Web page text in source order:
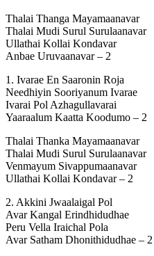
Thalai Thanga Mayamaanavar
Thalai Mudi Surul Surulaanavar
Ullathai Kollai Kondavar
Anbae Uruvaanavar – 2
1. Ivarae En Saaronin Roja
Needhiyin Sooriyanum Ivarae
Ivarai Pol Azhagullavarai
Yaaraalum Kaatta Koodumo – 2
Thalai Thanka Mayamaanavar
Thalai Mudi Surul Surulaanavar
Venmayum Sivappumaanavar
Ullathai Kollai Kondavar – 2
2. Akkini Jwaalaigal Pol
Avar Kangal Erindhidudhae
Peru Vella Iraichal Pola
Avar Satham Dhonithidudhae – 2